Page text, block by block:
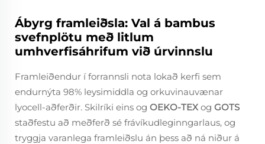
Ábyrg framleiðsla: Val á bambus
svefnplötu með litlum
umhverfisáhrifum við úrvinnslu
Framleiðendur í forrannsli nota lokað kerfi sem
endurnýta 98% leysimiddla og orkuvinauvænar
lyocell-aðferðir. Skilríki eins og OEKO-TEXog GOTS
staðfestu að meðferð sé frávíkudleginngarlaus, og
tryggja varanlega framleiðslu án þess að ná niður á